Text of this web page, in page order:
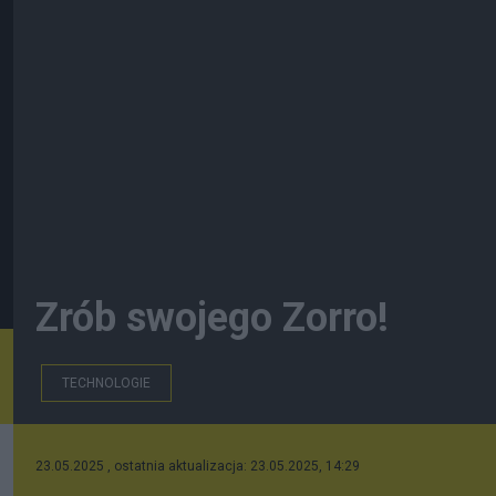
Zrób swojego Zorro!
TECHNOLOGIE
23.05.2025 , ostatnia aktualizacja: 23.05.2025, 14:29